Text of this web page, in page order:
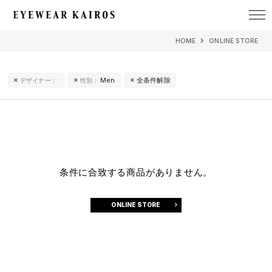
HOME ONLINE STORE
デザイナー： 性別： Men 全条件解除
条件に合致する商品がありません。
ONLINE STORE